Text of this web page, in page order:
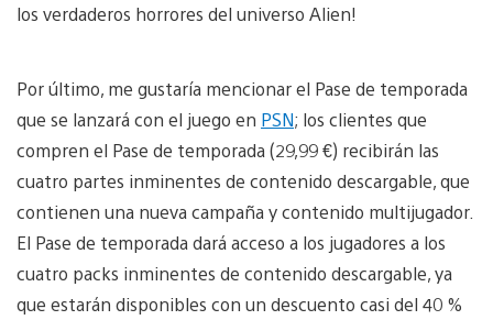
los verdaderos horrores del universo Alien!
Por último, me gustaría mencionar el Pase de temporada
que se lanzará con el juego en PSN; los clientes que
compren el Pase de temporada (29,99 €) recibirán las
cuatro partes inminentes de contenido descargable, que
contienen una nueva campaña y contenido multijugador.
El Pase de temporada dará acceso a los jugadores a los
cuatro packs inminentes de contenido descargable, ya
que estarán disponibles con un descuento casi del 40 %